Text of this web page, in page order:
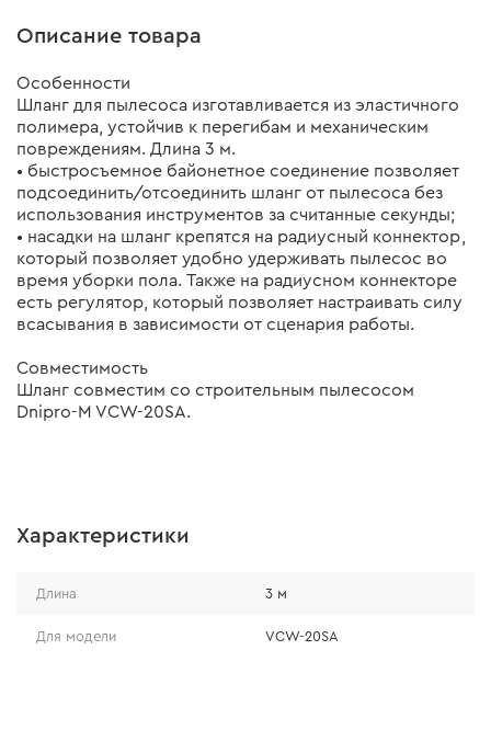
Описание товара
Особенности
Шланг для пылесоса изготавливается из эластичного
полимера, устойчив к перегибам и механическим
повреждениям. Длина 3 м.
• быстросъемное байонетное соединение позволяет
подсоединить/отсоединить шланг от пылесоса без
использования инструментов за считанные секунды;
• насадки на шланг крепятся на радиусный коннектор,
который позволяет удобно удерживать пылесос во
время уборки пола. Также на радиусном коннекторе
есть регулятор, который позволяет настраивать силу
всасывания в зависимости от сценария работы.
Совместимость
Шланг совместим со строительным пылесосом
Dnipro-M VCW-20SA.
Характеристики
Длина 3 м
Для модели VCW-20SA